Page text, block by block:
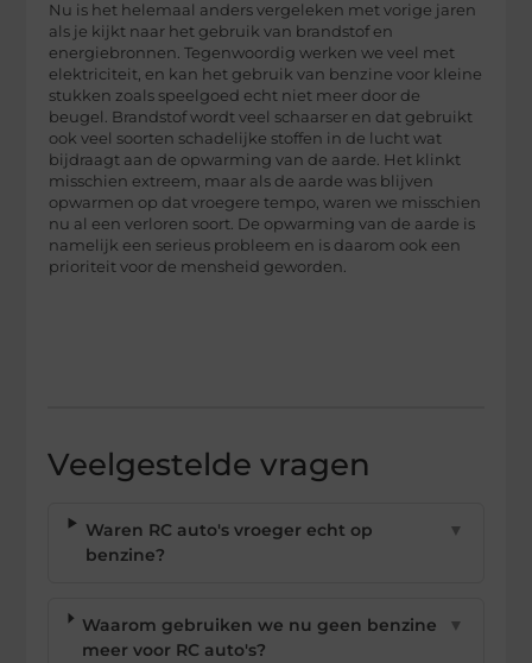
Nu is het helemaal anders vergeleken met vorige jaren
als je kijkt naar het gebruik van brandstof en
energiebronnen. Tegenwoordig werken we veel met
elektriciteit, en kan het gebruik van benzine voor kleine
stukken zoals speelgoed echt niet meer door de
beugel. Brandstof wordt veel schaarser en dat gebruikt
ook veel soorten schadelijke stoffen in de lucht wat
bijdraagt aan de opwarming van de aarde. Het klinkt
misschien extreem, maar als de aarde was blijven
opwarmen op dat vroegere tempo, waren we misschien
nu al een verloren soort. De opwarming van de aarde is
namelijk een serieus probleem en is daarom ook een
prioriteit voor de mensheid geworden.
Veelgestelde vragen
Waren RC auto's vroeger echt op
benzine?
▼
Waarom gebruiken we nu geen benzine
meer voor RC auto's?
▼